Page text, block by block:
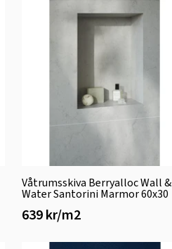
Våtrumsskiva Berryalloc Wall &
Water Santorini Marmor 60x30
639 kr/m2